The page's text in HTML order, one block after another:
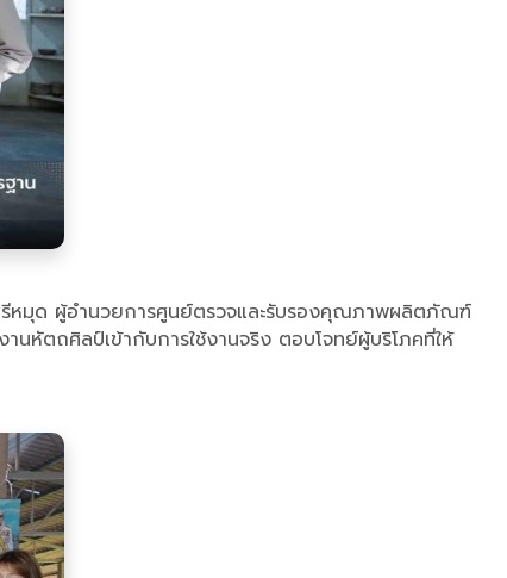
รีหมุด ผู้อำนวยการศูนย์ตรวจและรับรองคุณภาพผลิตภัณฑ์
หัตถศิลป์เข้ากับการใช้งานจริง ตอบโจทย์ผู้บริโภคที่ให้